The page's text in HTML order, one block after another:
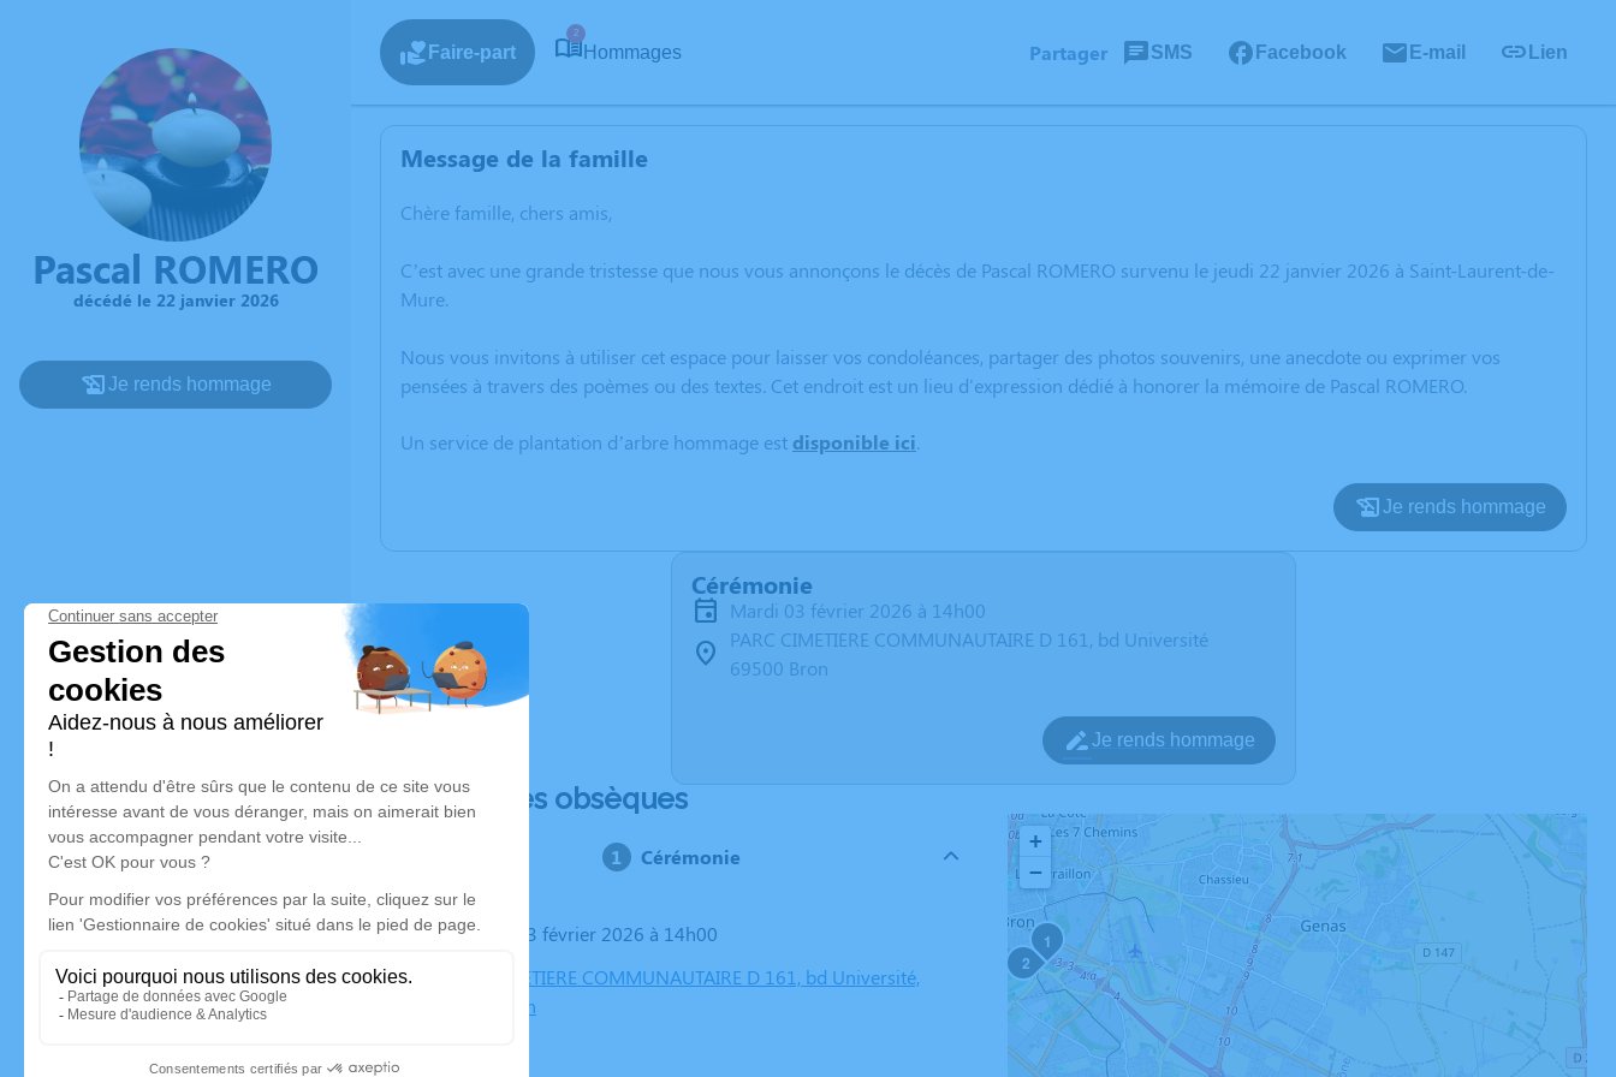
Pascal ROMERO
décédé le 22 janvier 2026
Je rends hommage
Faire-part
2
Hommages Partager SMS Facebook E-mail Lien
Message de la famille
Chère famille, chers amis,
C’est avec une grande tristesse que nous vous annonçons le décès de Pascal ROMERO survenu le jeudi 22 janvier 2026 à Saint-Laurent-de-
Mure.
Nous vous invitons à utiliser cet espace pour laisser vos condoléances, partager des photos souvenirs, une anecdote ou exprimer vos
pensées à travers des poèmes ou des textes. Cet endroit est un lieu d'expression dédié à honorer la mémoire de Pascal ROMERO.
Un service de plantation d’arbre hommage est disponible ici.
Je rends hommage
Cérémonie
mardi 03 février 2026 à 14h00
PARC CIMETIERE COMMUNAUTAIRE D 161, bd Université
69500 Bron
Je rends hommage
Déroulé des obsèques
Cérémonie
Le mardi 03 février 2026 à 14h00
PARC CIMETIERE COMMUNAUTAIRE D 161, bd Université,
69500 Bron
1
2
+
−